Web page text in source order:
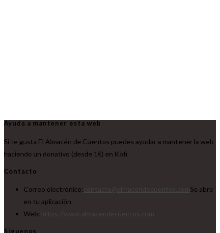
Ayuda a mantener esta web
Si te gusta El Almacén de Cuentos puedes ayudar a mantener la web
haciendo un donativo (desde 1€) en Kofi.
Contacto
Correo electrónico:
Se abre
en tu aplicación
Web:
Síguenos